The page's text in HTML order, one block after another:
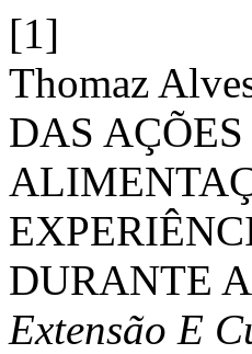
[1]
Thomaz
DAS
DURANTE
Extensão E